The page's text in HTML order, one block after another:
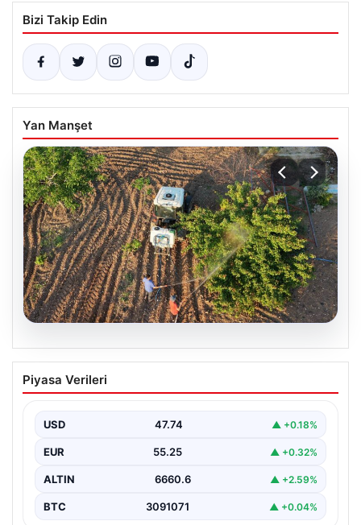
Bizi Takip Edin
Yan Manşet
08.08.2026
‘Trakya İlkeren’de hasat başladı:
1991’den beri üreticinin yüzünü
Piyasa Verileri
USD 47.74 ▲ +0.18%
EUR 55.25 ▲ +0.32%
ALTIN 6660.6 ▲ +2.59%
BTC 3091071 ▲ +0.04%